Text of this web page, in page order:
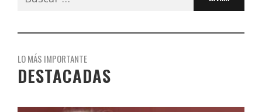
LO MÁS IMPORTANTE
DESTACADAS